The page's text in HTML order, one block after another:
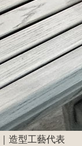
｜ 造型工藝代表